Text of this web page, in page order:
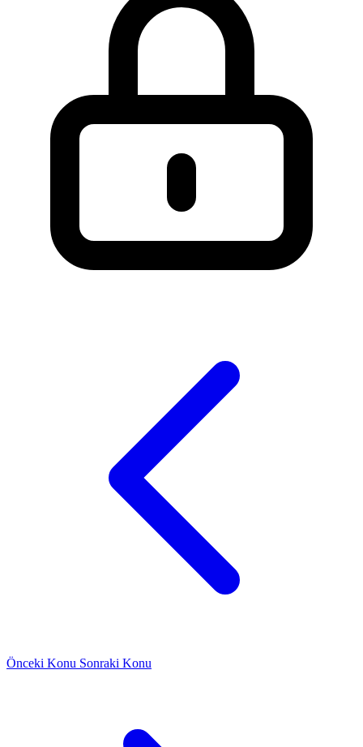
Önceki Konu Sonraki Konu